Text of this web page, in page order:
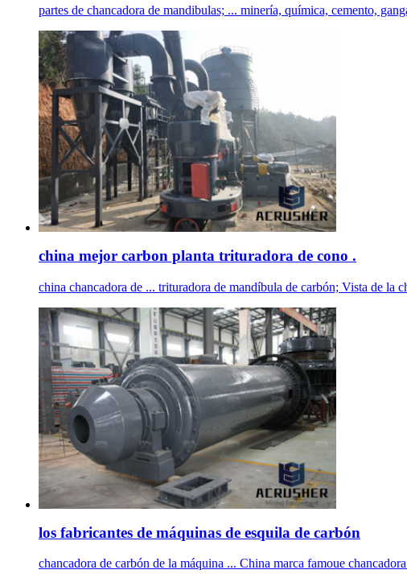
partes de chancadora de mandibulas; ... minería, química, cemento,
china mejor carbon planta trituradora de cono .
china chancadora de ... trituradora de mandíbula de carbón; Vista de la
los fabricantes de máquinas de esquila de carbón
chancadora de carbón de la máquina ... China marca famoue